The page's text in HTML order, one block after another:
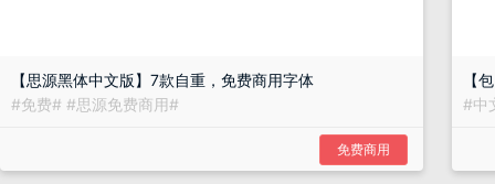
【思源黑体中文版】7款自重，免费商用字体
#免费# #思源免费商用#
免费商用
【
#中